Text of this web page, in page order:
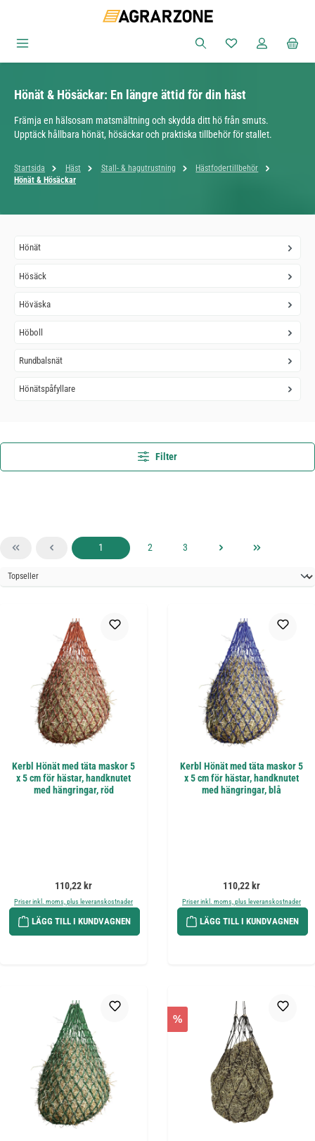
Du har 0 objekt i
Hönät & Hösäckar: En längre ättid för din häst
Främja en hälsosam matsmältning och skydda ditt hö från smuts.
Upptäck hållbara hönät, hösäckar och praktiska tillbehör för stallet.
Startsida Häst Stall- & hagutrustning
Hästfodertillbehör
Hönät & Hösäckar
Hönät
Hösäck
Höväska
Höboll
Rundbalsnät
Hönätspåfyllare
Filter
Sida
1 Sida
2 Sida
3
Kerbl Hönät med täta maskor 5
x 5 cm för hästar, handknutet
med hängringar, röd
Ordinarie pris:
110,22 kr
Priser inkl. moms, plus leveranskostnader
LÄGG TILL I KUNDVAGNEN
Kerbl Hönät med täta maskor 5
x 5 cm för hästar, handknutet
med hängringar, blå
Ordinarie pris:
110,22 kr
Priser inkl. moms, plus leveranskostnader
LÄGG TILL I KUNDVAGNEN
%